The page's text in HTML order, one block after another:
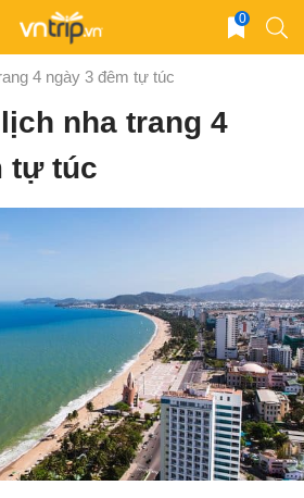
0
4 ngày 3 đêm tự túc
nha trang 4
tự túc